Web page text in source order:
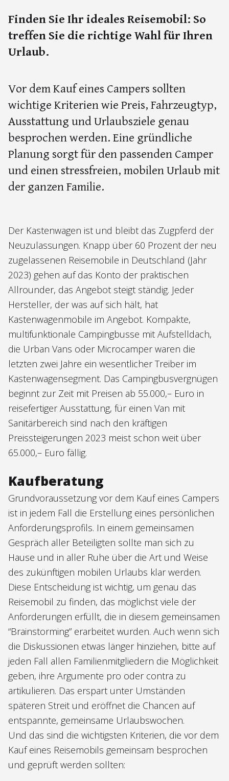
Finden Sie Ihr ideales Reisemobil: So
treffen Sie die richtige Wahl für Ihren
Urlaub.
Vor dem Kauf eines Campers sollten
wichtige Kriterien wie Preis, Fahrzeugtyp,
Ausstattung und Urlaubsziele genau
besprochen werden. Eine gründliche
Planung sorgt für den passenden Camper
und einen stressfreien, mobilen Urlaub mit
der ganzen Familie.
Der Kastenwagen ist und bleibt das Zugpferd der
Neuzulassungen. Knapp über 60 Prozent der neu
zugelassenen Reisemobile in Deutschland (Jahr
2023) gehen auf das Konto der praktischen
Allrounder, das Angebot steigt ständig. Jeder
Hersteller, der was auf sich hält, hat
Kastenwagenmobile im Angebot. Kompakte,
multifunktionale Campingbusse mit Aufstelldach,
die Urban Vans oder Microcamper waren die
letzten zwei Jahre ein wesentlicher Treiber im
Kastenwagensegment. Das Campingbusvergnügen
beginnt zur Zeit mit Preisen ab 55.000,– Euro in
reisefertiger Ausstattung, für einen Van mit
Sanitärbereich sind nach den kräftigen
Preissteigerungen 2023 meist schon weit über
65.000,– Euro fällig.
Kaufberatung
Grundvoraussetzung vor dem Kauf eines Campers
ist in jedem Fall die Erstellung eines persönlichen
Anforderungsprofils. In einem gemeinsamen
Gespräch aller Beteiligten sollte man sich zu
Hause und in aller Ruhe über die Art und Weise
des zukünftigen mobilen Urlaubs klar werden.
Diese Entscheidung ist wichtig, um genau das
Reisemobil zu finden, das möglichst viele der
Anforderungen erfüllt, die in diesem gemeinsamen
“Brainstorming” erarbeitet wurden. Auch wenn sich
die Diskussionen etwas länger hinziehen, bitte auf
jeden Fall allen Familienmitgliedern die Möglichkeit
geben, ihre Argumente pro oder contra zu
artikulieren. Das erspart unter Umständen
späteren Streit und eröffnet die Chancen auf
entspannte, gemeinsame Urlaubswochen.
Und das sind die wichtigsten Kriterien, die vor dem
Kauf eines Reisemobils gemeinsam besprochen
und geprüft werden sollten: